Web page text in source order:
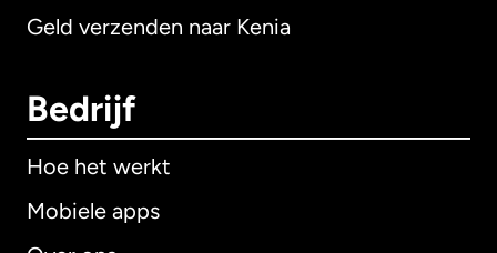
Geld verzenden naar Kenia
Bedrijf
Hoe het werkt
Mobiele apps